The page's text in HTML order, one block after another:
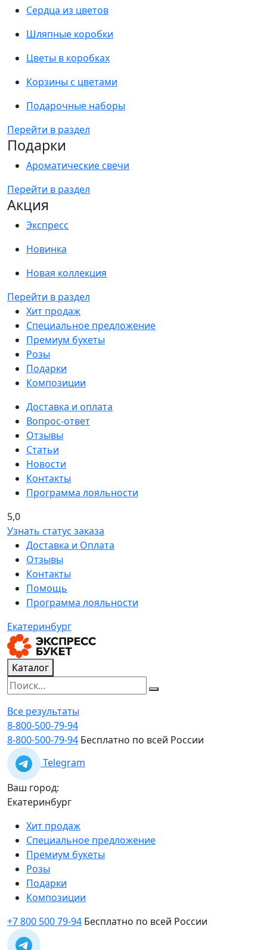
Сердца из цветов
Шляпные коробки
Цветы в коробках
Корзины с цветами
Подарочные наборы
Перейти в раздел
Подарки
Ароматические свечи
Перейти в раздел
Акция
Экспресс
Новинка
Новая коллекция
Перейти в раздел
Хит продаж
Специальное предложение
Премиум букеты
Розы
Подарки
Композиции
Доставка и оплата
Вопрос-ответ
Отзывы
Статьи
Новости
Контакты
Программа лояльности
5,0
Узнать статус заказа
Доставка и Оплата
Отзывы
Контакты
Помощь
Программа лояльности
Екатеринбург
Каталог
Все результаты
8-800-500-79-94
8-800-500-79-94 Бесплатно по всей России
Telegram
Ваш город:
Екатеринбург
Хит продаж
Специальное предложение
Премиум букеты
Розы
Подарки
Композиции
+7 800 500 79-94 Бесплатно по всей России